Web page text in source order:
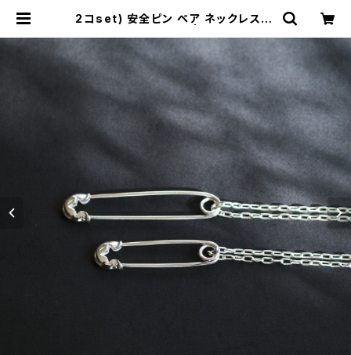
2コset) 安全ピン ペア ネックレス ブ